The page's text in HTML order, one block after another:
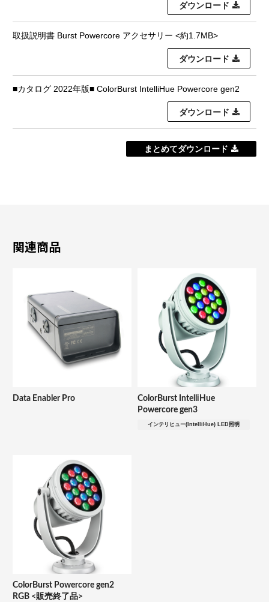
ダウンロード
取扱説明書 Burst Powercore アクセサリー <約1.7MB>
ダウンロード
■カタログ 2022年版■ ColorBurst IntelliHue Powercore gen2
ダウンロード
まとめてダウンロード
関連商品
Data Enabler Pro
ColorBurst IntelliHue
Powercore gen3
インテリヒュー(IntelliHue) LED照明
ColorBurst Powercore gen2
RGB <販売終了品>